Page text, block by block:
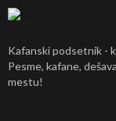
Kafanski podsetnik -
Pesme, kafane,
mestu!